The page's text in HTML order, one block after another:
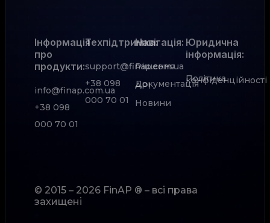
Інформація
про
продукти:
info@finap.com.ua
+38 098
000 70 01
Техпідтримка:
support@finap.com.ua
+38 098
000 70 01
Рішення
Документація
АРІ
Новини
Навігація: Юридична
інформація:
Політика
конфіденційності
© 2015 – 2026 FinAP ® – всі права
захищені